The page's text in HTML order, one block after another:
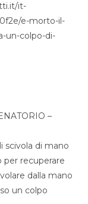
it-
e-morto-il-
un-colpo-di-
–
scivola di mano
per recuperare
dalla mano
un colpo